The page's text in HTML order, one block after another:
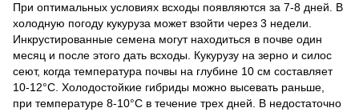
При оптимальных условиях всходы появляются за 7-8 дней. В
холодную погоду кукуруза может взойти через 3 недели.
Инкрустированные семена могут находиться в почве один
месяц и после этого дать всходы. Кукурузу на зерно и силос
сеют, когда температура почвы на глубине 10 см составляет
10-12°С. Холодостойкие гибриды можно высевать раньше,
при температуре 8-10°С в течение трех дней. В недостаточно